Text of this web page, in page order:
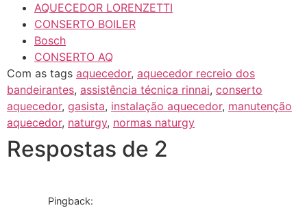
AQUECEDOR LORENZETTI
CONSERTO BOILER
Bosch
CONSERTO AQ
Com as tags aquecedor, aquecedor recreio dos
bandeirantes, assistência técnica rinnai, conserto
aquecedor, gasista, instalação aquecedor, manutenção
aquecedor, naturgy, normas naturgy
Respostas de 2
Pingback: